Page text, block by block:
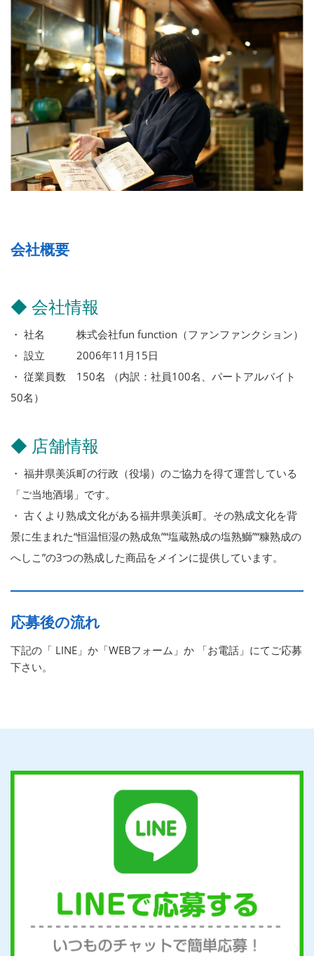
会社概要
◆ 会社情報
・ 社名 株式会社fun function（ファンファンクション）
・ 設立 2006年11月15日
・ 従業員数 150名 （内訳：社員100名、パートアルバイト
50名）
◆ 店舗情報
・ 福井県美浜町の行政（役場）のご協力を得て運営している
「ご当地酒場」です。
・ 古くより熟成文化がある福井県美浜町。その熟成文化を背
景に生まれた“恒温恒湿の熟成魚”“塩蔵熟成の塩熟鰤”“糠熟成の
へしこ”の3つの熟成した商品をメインに提供しています。
応募後の流れ
下記の「 LINE」か「WEBフォーム」か 「お電話」にてご応募
下さい。